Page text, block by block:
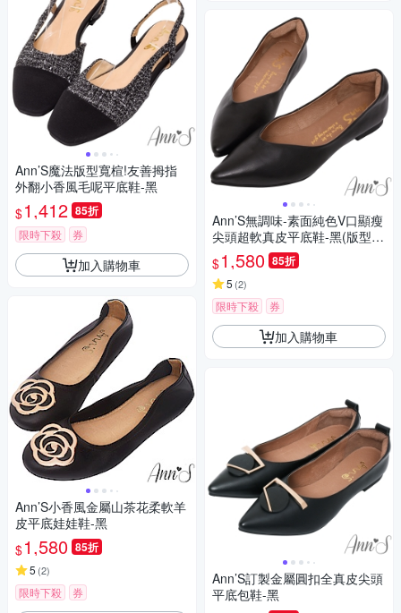
Ann’S魔法版型寬楦!友善拇指
外翻小香風毛呢平底鞋-黑
$1,412 85折
限時下殺 券
加入購物車
Ann’S小香風金屬山茶花柔軟羊
皮平底娃娃鞋-黑
$1,580 85折
5 (2)
限時下殺 券
Ann’S無調味-素面純色V口顯瘦
尖頭超軟真皮平底鞋-黑(版型偏
小)
$1,580 85折
5 (2)
限時下殺 券
加入購物車
Ann’S訂製金屬圓扣全真皮尖頭
平底包鞋-黑